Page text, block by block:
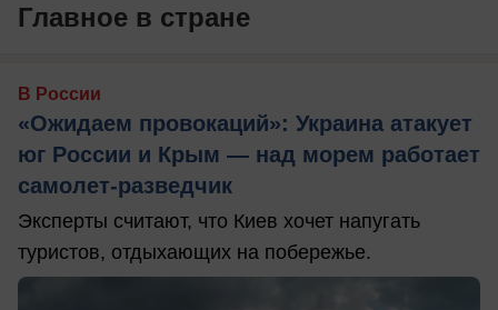
Главное в стране
В России
«Ожидаем провокаций»: Украина атакует
юг России и Крым — над морем работает
самолет-разведчик
Эксперты считают, что Киев хочет напугать
туристов, отдыхающих на побережье.